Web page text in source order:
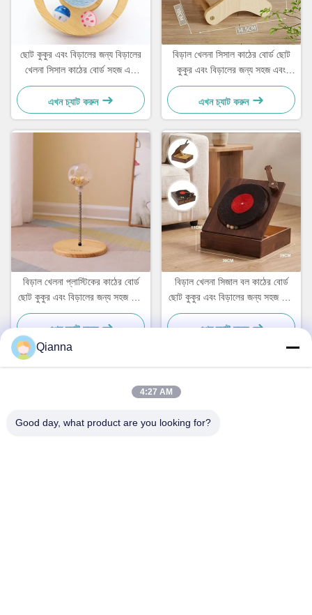
ছোট কুকুর এবং বিড়ালের জন্য বিড়ালের
খেলনা সিসাল কাঠের বোর্ড সহজ এবং
ব্যবহারিক
এখন চ্যাট করুন
বিড়াল খেলনা সিসাল কাঠের বোর্ড ছোট
কুকুর এবং বিড়ালের জন্য সহজ এবং
ব্যবহারিক
এখন চ্যাট করুন
বিড়াল খেলনা প্লাস্টিকের কাঠের বোর্ড
ছোট কুকুর এবং বিড়ালের জন্য সহজ এবং
ব্যবহারিক
এখন চ্যাট করুন
বিড়াল খেলনা সিজাল বল কাঠের বোর্ড
ছোট কুকুর এবং বিড়ালের জন্য সহজ এবং
ব্যবহারিক
এখন চ্যাট করুন
Qianna
4:27 AM
Good day, what product are you looking for?